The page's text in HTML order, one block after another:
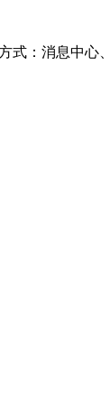
式：消息中心